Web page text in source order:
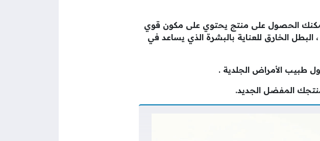
يمكنك الحصول على منتج يحتوي على مكون قوي
البطل الخارق للعناية بالبشرة الذي يساعد في
طبيب الأمراض الجلدية .
المفضل الجديد.